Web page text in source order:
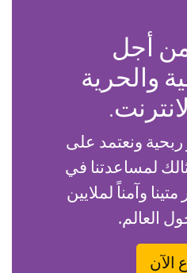
أجل
والحرية
ونعتمد على
لمساعدتنا في
وآمناً لملايين
العالم.
الآن